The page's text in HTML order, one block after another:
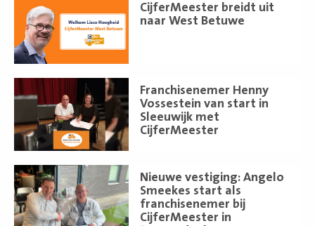
CijferMeester breidt uit
naar West Betuwe
meer
Franchisenemer Henny
Vossestein van start in
Sleeuwijk met
CijferMeester
meer
Nieuwe vestiging: Angelo
Smeekes start als
franchisenemer bij
CijferMeester in
Lees
meer